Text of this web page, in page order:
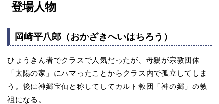
登場人物
岡崎平八郎（おかざきへいはちろう）
ひょうきん者でクラスで人気だったが、母親が宗教団体
「太陽の家」にハマったことからクラス内で孤立してしま
う。後に神郷宝仙と称してしてカルト教団「神の郷」の教
祖になる。